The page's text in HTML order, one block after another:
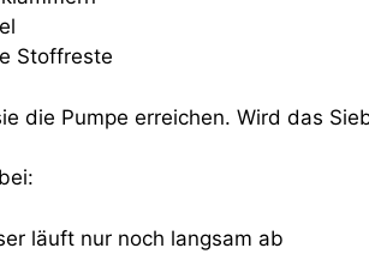
Stoffreste
die Pumpe erreichen. Wird das
läuft nur noch langsam ab